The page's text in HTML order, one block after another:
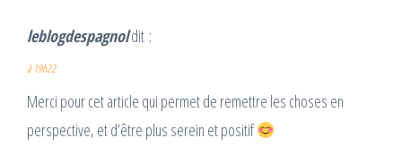
leblogdespagnoldit :
à 19h22
Merci pour cet article qui permet de remettre les choses en
perspective, et d’être plus serein et positif